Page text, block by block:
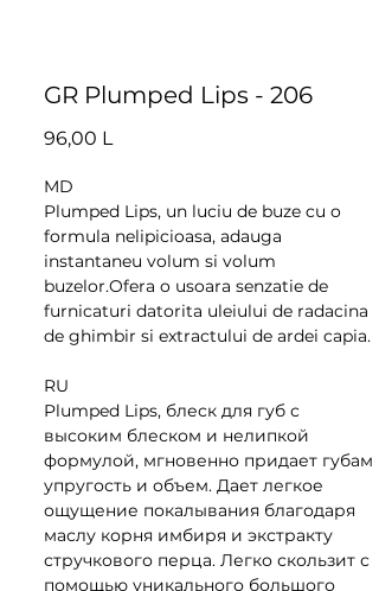
GR Plumped Lips - 206
96,00 L
MD
Plumped Lips, un luciu de buze cu o
formula nelipicioasa, adauga
instantaneu volum si volum
buzelor.Ofera o usoara senzatie de
furnicaturi datorita uleiului de radacina
de ghimbir si extractului de ardei capia.
RU
Plumped Lips, блеск для губ с
высоким блеском и нелипкой
формулой, мгновенно придает губам
упругость и объем. Дает легкое
ощущение покалывания благодаря
маслу корня имбиря и экстракту
стручкового перца. Легко скользит с
помощью уникального большого